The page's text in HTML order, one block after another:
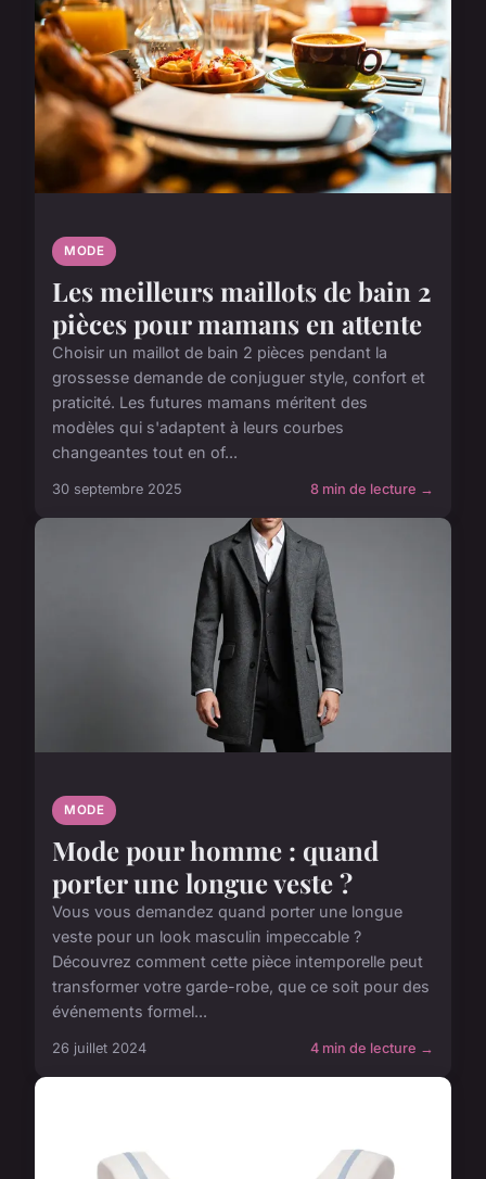
MODE
Les meilleurs maillots de bain 2
pièces pour mamans en attente
Choisir un maillot de bain 2 pièces pendant la
grossesse demande de conjuguer style, confort et
praticité. Les futures mamans méritent des
modèles qui s'adaptent à leurs courbes
changeantes tout en of...
30 septembre 2025 8 min de lecture →
MODE
Mode pour homme : quand
porter une longue veste ?
Vous vous demandez quand porter une longue
veste pour un look masculin impeccable ?
Découvrez comment cette pièce intemporelle peut
transformer votre garde-robe, que ce soit pour des
événements formel...
26 juillet 2024 4 min de lecture →